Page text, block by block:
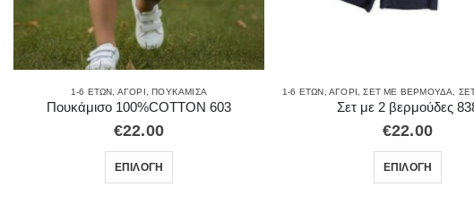
1-6 ΕΤΏΝ ΑΓΌΡΙ ,ΠΟΥΚΆΜΙΣΑ
Πουκάμισο 100%COTTON 603
€22.00
ΕΠΙΛΟΓΉ
1-6 ΕΤΏΝ ,ΑΓΌΡΙ ,ΣΕΤ ΜΕ ΒΕΡΜΟΎΔΑ ΣΕΤ
Σετ με 2 βερμούδες
€22.00
ΕΠΙΛΟΓΉ